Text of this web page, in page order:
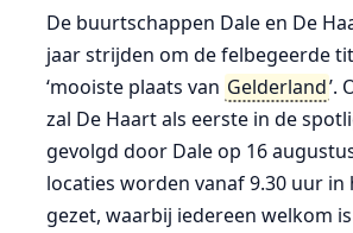
De buurtschappen Dale en De
jaar strijden om de felbegeerde
‘mooiste plaats van Gelderland’.
zal De Haart als eerste in de
gevolgd door Dale op 16
locaties worden vanaf 9.30 uur in
gezet, waarbij iedereen welkom